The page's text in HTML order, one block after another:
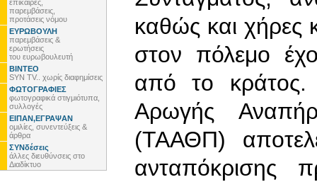
επίκαιρες,
παρεμβάσεις,
προτάσεις νόμου
ΕΥΡΩΒΟΥΛΗ
παρεμβάσεις &
ερωτήσεις
του ευρωβουλευτή
ΒΙΝΤΕΟ
SYN TV.. χωρίς διαφημίσεις
ΦΩΤΟΓΡΑΦΙΕΣ
φωτογραφικά στιγμιότυπα,
συλλογές
ΕΙΠΑΝ,ΕΓΡΑΨΑΝ
ομιλίες, συνεντεύξεις &
άρθρα
ΣΥΝδέσεις
άλλες διευθύνσεις στο
Διαδίκτυο
καθώς και χήρες
στον πόλεμο
από το κράτος.
Αρωγής
(ΤΑΑΘΠ)
ανταπόκρισης